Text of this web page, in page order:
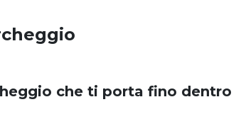
che ti porta fino dentro